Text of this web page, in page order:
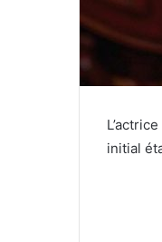
initial